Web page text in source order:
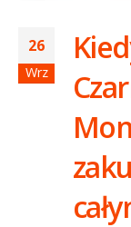
26
Wrz